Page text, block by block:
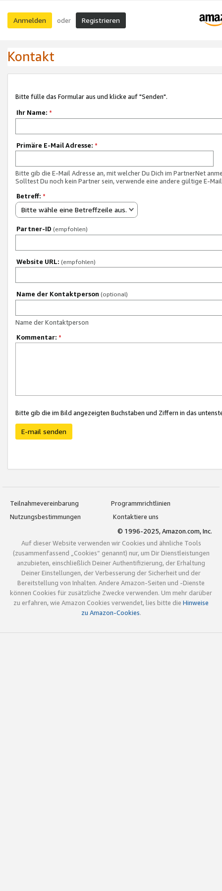
Anmelden oder Registrieren
Kontakt
Bitte fülle das Formular aus und klicke auf "Senden".
Ihr Name: *
Primäre E-Mail Adresse: *
Bitte gib die E-Mail Adresse an, mit welcher Du Dich im PartnerNet
Solltest Du noch kein Partner sein, verwende eine andere gültige E-
Betreff: *
Bitte wähle eine Betreffzeile aus.
Partner-ID (empfohlen)
Website URL: (empfohlen)
Name der Kontaktperson (optional)
Name der Kontaktperson
Kommentar: *
Bitte gib die im Bild angezeigten Buchstaben und Ziffern in das
E-mail senden
Teilnahmevereinbarung
Programmrichtlinien
Nutzungsbestimmungen
Kontaktiere uns
© 1996-2025, Amazon.com, Inc.
Auf dieser Website verwenden wir Cookies und ähnliche Tools
(zusammenfassend „Cookies“ genannt) nur, um Dir Dienstleistungen
anzubieten, einschließlich Deiner Authentifizierung, der Erhaltung
Deiner Einstellungen, der Verbesserung der Sicherheit und der
Bereitstellung von Inhalten. Andere Amazon-Seiten und -Dienste
können Cookies für zusätzliche Zwecke verwenden. Um mehr darüber
zu erfahren, wie Amazon Cookies verwendet, lies bitte die Hinweise
zu Amazon-Cookies.